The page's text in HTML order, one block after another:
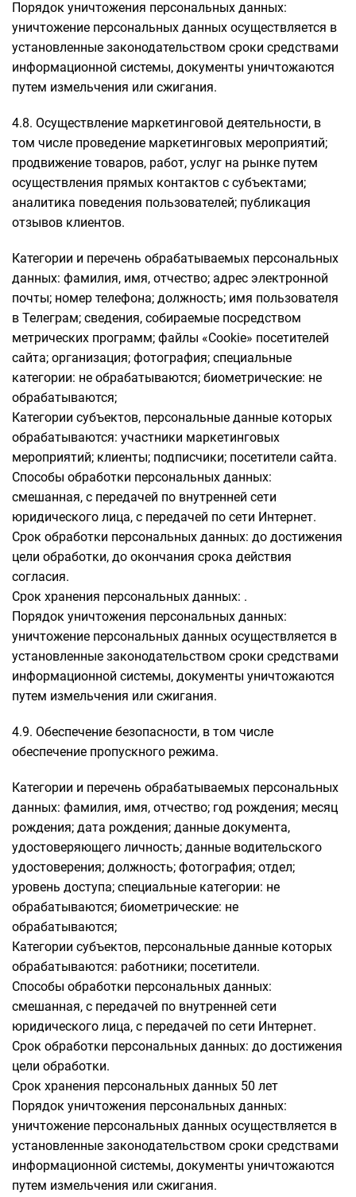
Порядок уничтожения персональных данных:
уничтожение персональных данных осуществляется в
установленные законодательством сроки средствами
информационной системы, документы уничтожаются
путем измельчения или сжигания.
4.8. Осуществление маркетинговой деятельности, в
том числе проведение маркетинговых мероприятий;
продвижение товаров, работ, услуг на рынке путем
осуществления прямых контактов с субъектами;
аналитика поведения пользователей; публикация
отзывов клиентов.
Категории и перечень обрабатываемых персональных
данных: фамилия, имя, отчество; адрес электронной
почты; номер телефона; должность; имя пользователя
в Телеграм; сведения, собираемые посредством
метрических программ; файлы «Cookie» посетителей
сайта; организация; фотография; специальные
категории: не обрабатываются; биометрические: не
обрабатываются;
Категории субъектов, персональные данные которых
обрабатываются: участники маркетинговых
мероприятий; клиенты; подписчики; посетители сайта.
Способы обработки персональных данных:
смешанная, с передачей по внутренней сети
юридического лица, с передачей по сети Интернет.
Срок обработки персональных данных: до достижения
цели обработки, до окончания срока действия
согласия.
Срок хранения персональных данных: .
Порядок уничтожения персональных данных:
уничтожение персональных данных осуществляется в
установленные законодательством сроки средствами
информационной системы, документы уничтожаются
путем измельчения или сжигания.
4.9. Обеспечение безопасности, в том числе
обеспечение пропускного режима.
Категории и перечень обрабатываемых персональных
данных: фамилия, имя, отчество; год рождения; месяц
рождения; дата рождения; данные документа,
удостоверяющего личность; данные водительского
удостоверения; должность; фотография; отдел;
уровень доступа; специальные категории: не
обрабатываются; биометрические: не
обрабатываются;
Категории субъектов, персональные данные которых
обрабатываются: работники; посетители.
Способы обработки персональных данных:
смешанная, с передачей по внутренней сети
юридического лица, с передачей по сети Интернет.
Срок обработки персональных данных: до достижения
цели обработки.
Срок хранения персональных данных 50 лет
Порядок уничтожения персональных данных:
уничтожение персональных данных осуществляется в
установленные законодательством сроки средствами
информационной системы, документы уничтожаются
путем измельчения или сжигания.